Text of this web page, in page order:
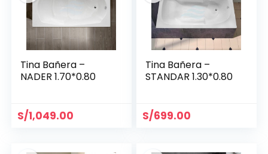
Tina Bañera –
NADER 1.70*0.80
S/1,049.00
Tina Bañera –
STANDAR 1.30*0.80
S/699.00